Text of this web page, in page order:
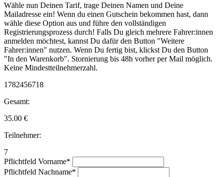
Wähle nun Deinen Tarif, trage Deinen Namen und Deine
Mailadresse ein! Wenn du einen Gutschein bekommen hast, dann
wähle diese Option aus und führe den vollständigen
Registrierungsprozess durch! Falls Du gleich mehrere Fahrer:innen
anmelden möchtest, kannst Du dafür den Button "Weitere
Fahrer:innen" nutzen. Wenn Du fertig bist, klickst Du den Button
"In den Warenkorb". Stornierung bis 48h vorher per Mail möglich.
Keine Mindestteilnehmerzahl.
1782456718
Gesamt:
35.00 €
Teilnehmer:
7
Pflichtfeld Vorname*
Pflichtfeld Nachname*